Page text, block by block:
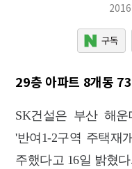
29층 아파트 8개동
SK건설은 부산 해운
'반여1-2구역 주택재
주했다고 16일 밝혔